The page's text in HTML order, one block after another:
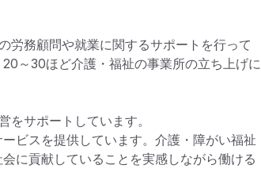
労務顧問や就業に関するサポートを行って
～30ほど介護・福祉の事業所の立ち上げに
をサポートしています。
ビスを提供しています。介護・障がい福祉
に貢献していることを実感しながら働ける